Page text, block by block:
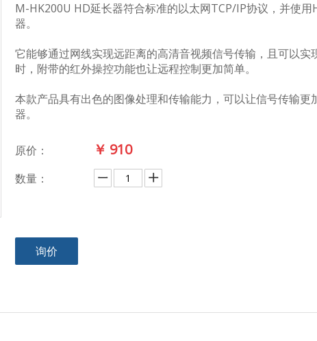
M-HK200U HD延长器符合标准的以太网TCP/IP协议，并使
器。
它能够通过网线实现远距离的高清音视频信号传输，且可以
时，附带的红外操控功能也让远程控制更加简单。
本款产品具有出色的图像处理和传输能力，可以让信号传输
器。
原价： ￥ 910
数量：
询价